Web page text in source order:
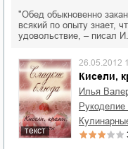
"Обед обыкновенно
всякий по опыту знает,
удовольствие, – писал
текст
Кисели,
26.05.2012
Илья